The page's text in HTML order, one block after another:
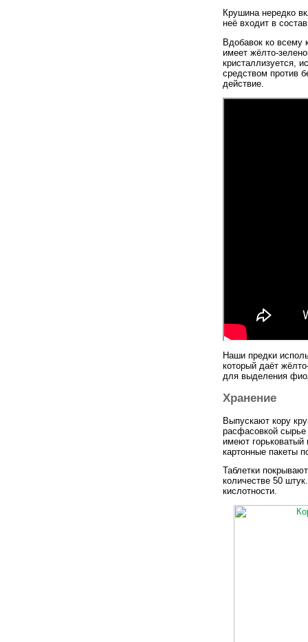
Крушина нередко
неё входит в
Вдобавок ко всему
имеет жёлто-
кристаллизуется,
средством против
действие.
Наши предки
который даёт
для выделения
Хранение
Выпускают кору
расфасовкой сырье
имеют горьковатый
картонные пакеты
Таблетки
количестве 50
кислотности.